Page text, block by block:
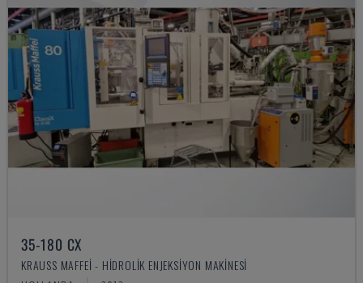
35-180 CX
KRAUSS MAFFEI - HIDROLIK ENJEKSIYON MAKINESI